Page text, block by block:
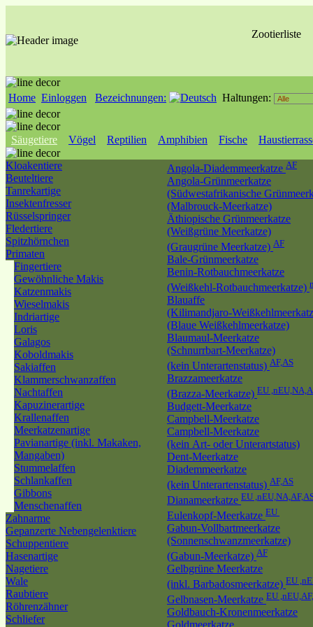
Zootierliste
Home Einloggen Bezeichnungen: Haltungen:
Säugetiere Vögel Reptilien Amphibien Fische
Kloakentiere
Beuteltiere
Tanrekartige
Insektenfresser
Rüsselspringer
Fledertiere
Spitzhörnchen
Primaten
Fingertiere
Gewöhnliche Makis
Katzenmakis
Wieselmakis
Indriartige
Loris
Galagos
Koboldmakis
Sakiaffen
Klammerschwanzaffen
Nachtaffen
Kapuzinerartige
Krallenaffen
Meerkatzenartige
Pavianartige (inkl. Makaken,
Mangaben)
Stummelaffen
Schlankaffen
Gibbons
Menschenaffen
Zahnarme
Gepanzerte Nebengelenktiere
Schuppentiere
Hasenartige
Nagetiere
Wale
Raubtiere
Röhrenzähner
Schliefer
Angola-Diademmeerkatze AF
Angola-Grünmeerkatze
(Südwestafrikanische
(Malbrouck-Meerkatze)
Äthiopische Grünmeerkatze
(Weißgrüne Meerkatze)
(Graugrüne Meerkatze) AF
Bale-Grünmeerkatze
Benin-Rotbauchmeerkatze
(Weißkehl-Rotbauchmeerkatze)
Blauaffe
(Kilimandjaro-
(Blaue Weißkehlmeerkatze)
Blaumaul-Meerkatze
(Schnurrbart-Meerkatze)
(kein Unterartenstatus) AF,AS
Brazzameerkatze
(Brazza-Meerkatze) EU
Budgett-Meerkatze
Campbell-Meerkatze
Campbell-Meerkatze
(kein Art- oder Unterartstatus)
Dent-Meerkatze
Diademmeerkatze
(kein Unterartenstatus) AF,AS
Dianameerkatze EU
Eulenkopf-Meerkatze EU
Gabun-Vollbartmeerkatze
(Sonnenschwanzmeerkatze)
(Gabun-Meerkatze) AF
Gelbgrüne Meerkatze
(inkl. Barbadosmeerkatze) EU
Gelbnasen-Meerkatze EU
Goldbauch-Kronenmeerkatze
Goldmeerkatze